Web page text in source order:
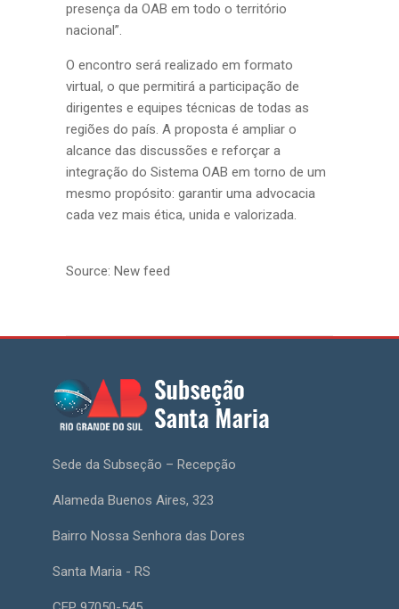
presença da OAB em todo o território
nacional”.
O encontro será realizado em formato
virtual, o que permitirá a participação de
dirigentes e equipes técnicas de todas as
regiões do país. A proposta é ampliar o
alcance das discussões e reforçar a
integração do Sistema OAB em torno de um
mesmo propósito: garantir uma advocacia
cada vez mais ética, unida e valorizada.
Source: New feed
Sede da Subseção – Recepção
Alameda Buenos Aires, 323
Bairro Nossa Senhora das Dores
Santa Maria - RS